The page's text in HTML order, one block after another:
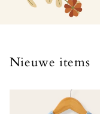
Nieuwe items